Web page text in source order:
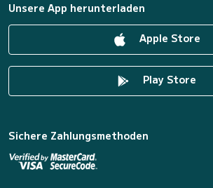
Unsere App herunterladen
Apple Store
Play Store
Sichere Zahlungsmethoden